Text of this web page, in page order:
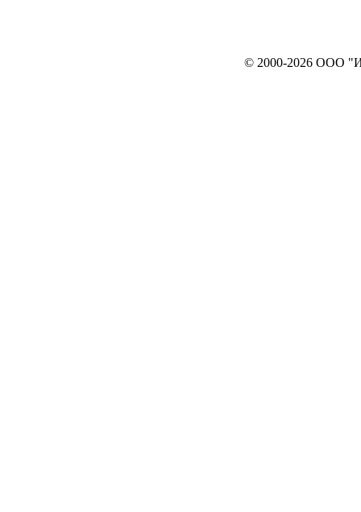
© 2000-2026 ООО "ИНТЕРЬЕР`c"